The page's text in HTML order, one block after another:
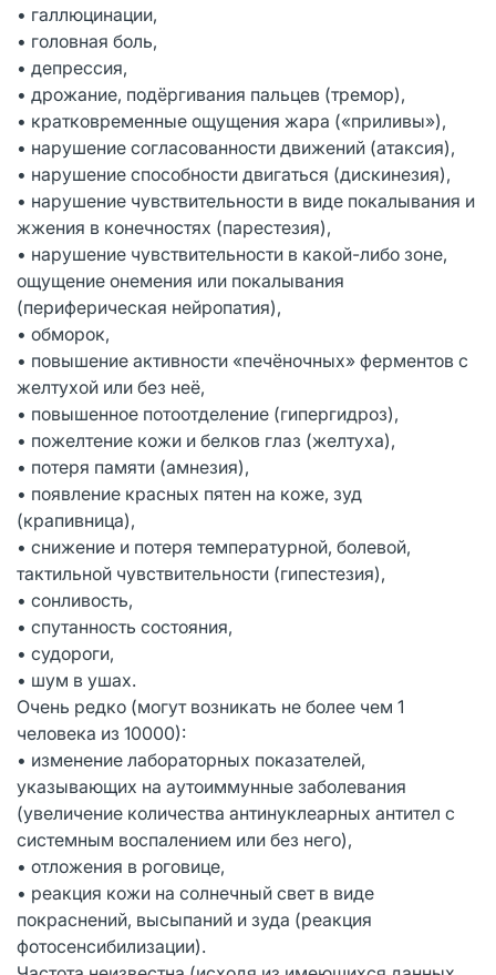
• галлюцинации,
• головная боль,
• депрессия,
• дрожание, подёргивания пальцев (тремор),
• кратковременные ощущения жара («приливы»),
• нарушение согласованности движений (атаксия),
• нарушение способности двигаться (дискинезия),
• нарушение чувствительности в виде покалывания и
жжения в конечностях (парестезия),
• нарушение чувствительности в какой-либо зоне,
ощущение онемения или покалывания
(периферическая нейропатия),
• обморок,
• повышение активности «печёночных» ферментов с
желтухой или без неё,
• повышенное потоотделение (гипергидроз),
• пожелтение кожи и белков глаз (желтуха),
• потеря памяти (амнезия),
• появление красных пятен на коже, зуд
(крапивница),
• снижение и потеря температурной, болевой,
тактильной чувствительности (гипестезия),
• сонливость,
• спутанность состояния,
• судороги,
• шум в ушах.
Очень редко (могут возникать не более чем 1
человека из 10000):
• изменение лабораторных показателей,
указывающих на аутоиммунные заболевания
(увеличение количества антинуклеарных антител с
системным воспалением или без него),
• отложения в роговице,
• реакция кожи на солнечный свет в виде
покраснений, высыпаний и зуда (реакция
фотосенсибилизации).